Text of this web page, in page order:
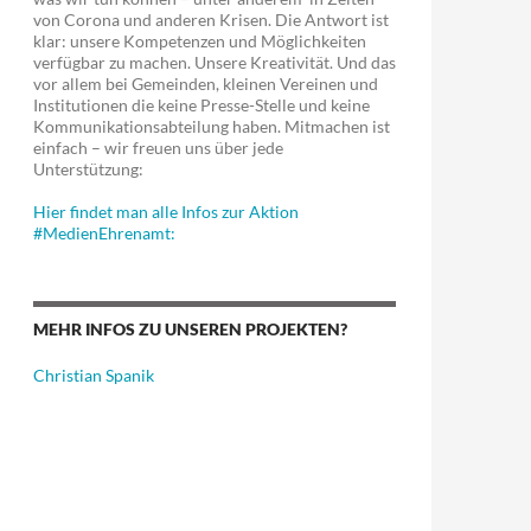
* Zentrale Maut bei Toll Collect
von Corona und anderen Krisen. Die Antwort ist
klar: unsere Kompetenzen und Möglichkeiten
verfügbar zu machen. Unsere Kreativität. Und das
vor allem bei Gemeinden, kleinen Vereinen und
Institutionen die keine Presse-Stelle und keine
Kommunikationsabteilung haben. Mitmachen ist
einfach – wir freuen uns über jede
Unterstützung:
Hier findet man alle Infos zur Aktion
#MedienEhrenamt:
MEHR INFOS ZU UNSEREN PROJEKTEN?
Christian Spanik